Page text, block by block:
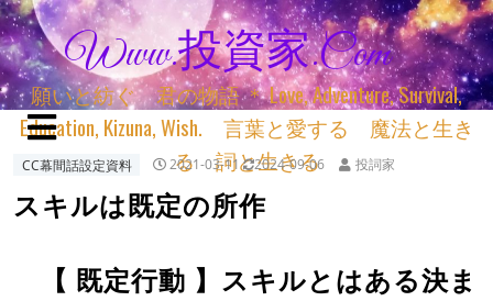
Www.投資家.com
願いと紡ぐ 君の物語 ＊ Love, Adventure, Survival,
Education, Kizuna, Wish. 言葉と愛する 魔法と生き
る 詞と生きる
CC幕間話設定資料 2021-03-11 2024-09-06 投詞家
スキルは既定の所作
【 既定行動 】スキルとはある決ま